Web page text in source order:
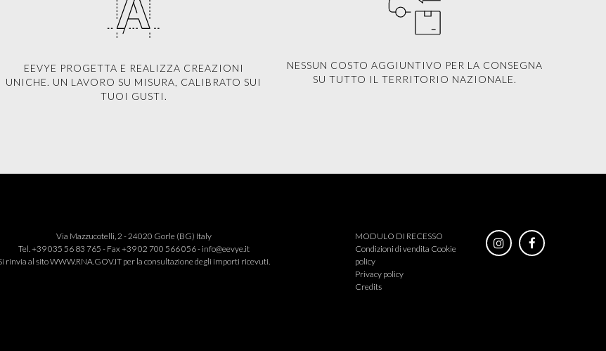
EEVYE PROGETTA E REALIZZA CREAZIONI
UNICHE. UN LAVORO SU MISURA, CALIBRATO SUI
TUOI GUSTI.
NESSUN COSTO AGGIUNTIVO PER LA CONSEGNA
SU TUTTO IL TERRITORIO NAZIONALE.
Via Mazzucotelli, 2 - 24020 Gorle (BG) Italy
Tel. +39 035 56 83 765 - Fax +39 02 700 566 056 - info@eevye.it
rinvia al sitoWWW.RNA.GOV.ITper la consultazione degli importi ricevuti.
MODULO DI RECESSO
Condizioni di vendita Cookie
policy
Privacy policy
Credits